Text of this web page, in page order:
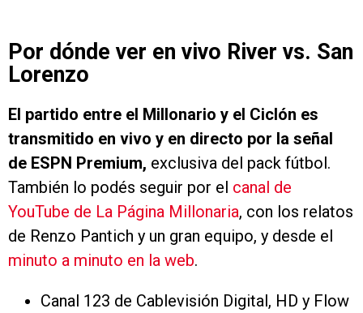
Por dónde ver en vivo River vs. San
Lorenzo
El partido entre el Millonario y el Ciclón es
transmitido en vivo y en directo por la señal
de ESPN Premium, exclusiva del pack fútbol.
También lo podés seguir por el canal de
YouTube de La Página Millonaria, con los relatos
de Renzo Pantich y un gran equipo, y desde el
minuto a minuto en la web.
Canal 123 de Cablevisión Digital, HD y Flow